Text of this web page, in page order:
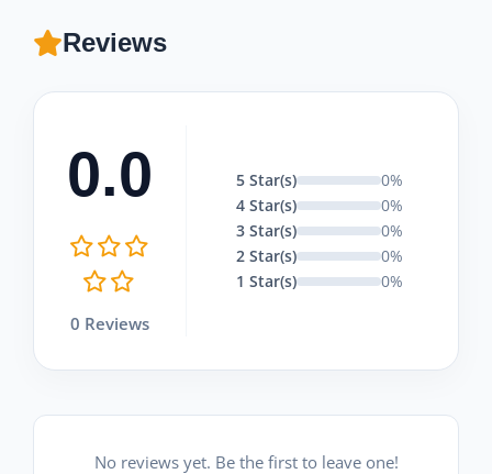
Reviews
0.0
0 Reviews
5 Star(s)
0%
4 Star(s)
0%
3 Star(s)
0%
2 Star(s)
0%
1 Star(s)
0%
No reviews yet. Be the first to leave one!